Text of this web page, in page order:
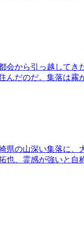
会から引っ越して
んだのだ。集落は
県の山深い集落に
也、霊感が強いと